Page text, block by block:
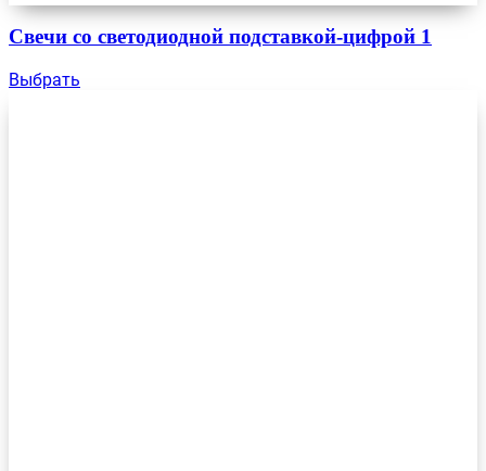
Свечи со светодиодной подставкой-цифрой 1
Выбрать